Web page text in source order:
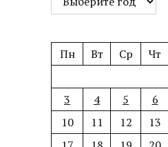
Пн Вт Ср Чт
3
4 5 6
10
11 12 13